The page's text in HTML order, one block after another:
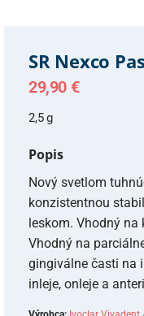
SR Nexco
29,90 €
2,5 g
Popis
Nový svetlom
konzistentnou
leskom. Vhodný na
Vhodný na
gingiválne časti na
inleje, onleje a